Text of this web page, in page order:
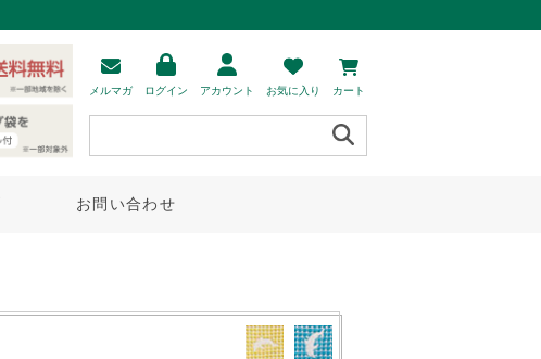
メルマガ ログイン アカウント お気に入り カート
お問い合わせ